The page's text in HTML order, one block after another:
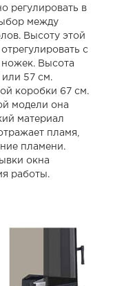
регулировать в
между
Высоту этой
с
Высота
или 57 см.
коробки 67 см.
модели она
материал
пламя,
пламени.
окна
работы.